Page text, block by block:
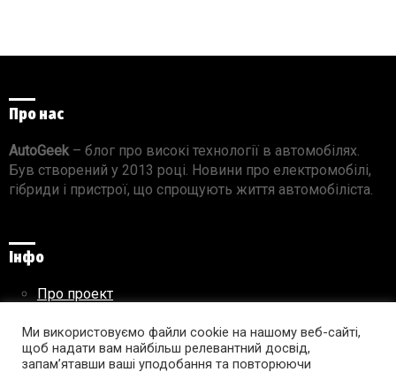
Про нас
AutoGeek – блог про високі технології в автомобілях.
Був створений у 2013 році. Новини про електромобілі,
гібриди і пристрої, що спрощують життя автомобіліста.
Інфо
Про проект
Правила використання матеріалів
Ми використовуємо файли cookie на нашому веб-сайті,
щоб надати вам найбільш релевантний досвід,
запам’ятавши ваші уподобання та повторюючи